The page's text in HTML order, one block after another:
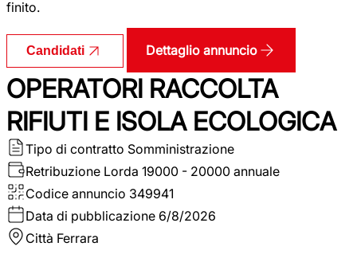
finito.
Candidati Dettaglio annuncio
OPERATORI RACCOLTA
RIFIUTI E ISOLA ECOLOGICA
Tipo di contratto Somministrazione
Retribuzione Lorda 19000 - 20000 annuale
Codice annuncio 349941
Data di pubblicazione 6/8/2026
Città Ferrara